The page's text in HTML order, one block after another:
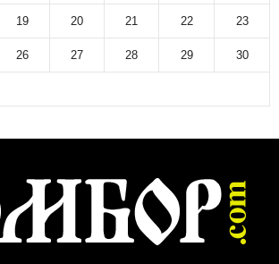
и
а
19 20 21 22 23
26 27 28 29 30